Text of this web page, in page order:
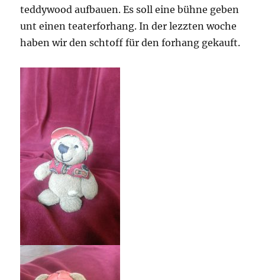
teddywood aufbauen. Es soll eine bühne geben
unt einen teaterforhang. In der lezzten woche
haben wir den schtoff für den forhang gekauft.